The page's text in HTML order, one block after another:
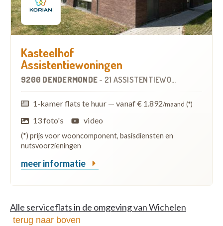
Kasteelhof
Assistentiewoningen
9200 DENDERMONDE - 21 ASSISTENTIEWONINGEN
1-kamer flats te huur — vanaf € 1.892/maand (*)
13 foto's video
(*) prijs voor wooncomponent, basisdiensten en
nutsvoorzieningen
meer informatie
Alle serviceflats in de omgeving van Wichelen
terug naar boven